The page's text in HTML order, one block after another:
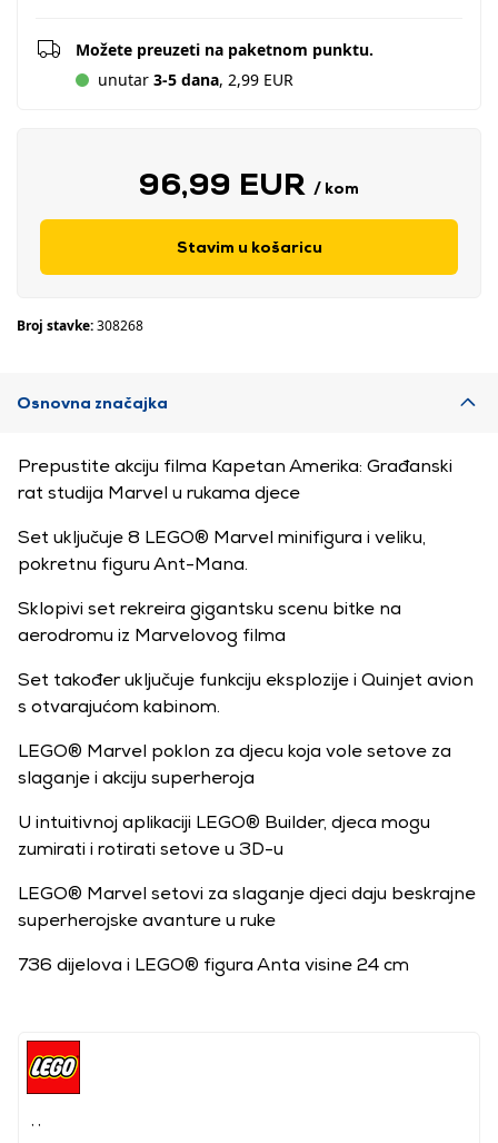
Možete preuzeti na paketnom punktu.
unutar 3-5 dana, 2,99 EUR
96,99 EUR / kom
Stavim u košaricu
Broj stavke:308268
Osnovna značajka
Prepustite akciju filma Kapetan Amerika: Građanski
rat studija Marvel u rukama djece
Set uključuje 8 LEGO® Marvel minifigura i veliku,
pokretnu figuru Ant-Mana.
Sklopivi set rekreira gigantsku scenu bitke na
aerodromu iz Marvelovog filma
Set također uključuje funkciju eksplozije i Quinjet avion
s otvarajućom kabinom.
LEGO® Marvel poklon za djecu koja vole setove za
slaganje i akciju superheroja
U intuitivnoj aplikaciji LEGO® Builder, djeca mogu
zumirati i rotirati setove u 3D-u
LEGO® Marvel setovi za slaganje djeci daju beskrajne
superherojske avanture u ruke
736 dijelova i LEGO® figura Anta visine 24 cm